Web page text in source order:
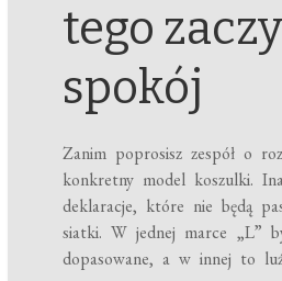
tego
spokój
Zanim poprosisz zespół o
konkretny model koszulki.
deklaracje, które nie będą
siatki. W jednej marce „L”
dopasowane, a w innej to